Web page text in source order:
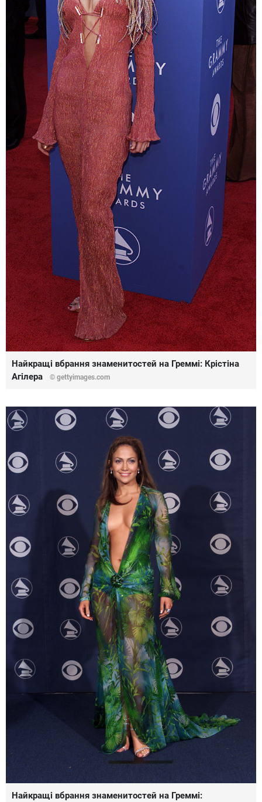
Найкращі вбрання знаменитостей на Греммі: Крістіна
Агілера
© gettyimages.com
Найкращі вбрання знаменитостей на Греммі: